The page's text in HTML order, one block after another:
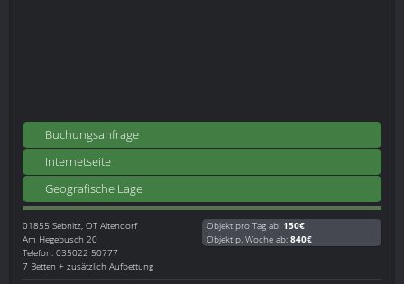
Buchungsanfrage
Internetseite
Geografische Lage
01855 Sebnitz, OT Altendorf
Am Hegebusch 20
Telefon: 035022 50777
7 Betten + zusätzlich Aufbettung
Objekt pro Tag ab: 150€
Objekt p. Woche ab: 840€